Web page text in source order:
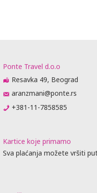
Ponte Travel d.o.o
Resavka 49, Beograd
aranzmani@ponte.rs
+381-11-7858585
Kartice koje primamo
Sva plaćanja možete vršiti